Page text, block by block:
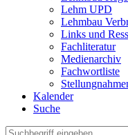
Lehm UPD
Lehmbau
Links und
Fachliteratur
Medienarchiv
Fachwortliste
Kalender
Suche